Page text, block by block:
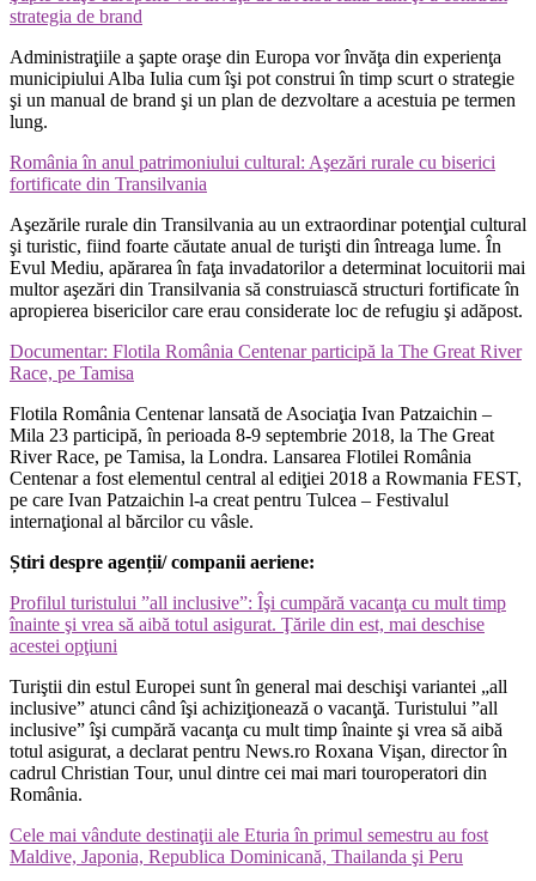
strategia de brand
Administraţiile a şapte oraşe din Europa vor învăţa din experienţa
municipiului Alba Iulia cum îşi pot construi în timp scurt o strategie
şi un manual de brand şi un plan de dezvoltare a acestuia pe termen
lung.
România în anul patrimoniului cultural: Aşezări rurale cu biserici
fortificate din Transilvania
Aşezările rurale din Transilvania au un extraordinar potenţial cultural
şi turistic, fiind foarte căutate anual de turişti din întreaga lume. În
Evul Mediu, apărarea în faţa invadatorilor a determinat locuitorii mai
multor aşezări din Transilvania să construiască structuri fortificate în
apropierea bisericilor care erau considerate loc de refugiu şi adăpost.
Documentar: Flotila România Centenar participă la The Great River
Race, pe Tamisa
Flotila România Centenar lansată de Asociaţia Ivan Patzaichin –
Mila 23 participă, în perioada 8-9 septembrie 2018, la The Great
River Race, pe Tamisa, la Londra. Lansarea Flotilei România
Centenar a fost elementul central al ediţiei 2018 a Rowmania FEST,
pe care Ivan Patzaichin l-a creat pentru Tulcea – Festivalul
internaţional al bărcilor cu vâsle.
Știri despre agenții/ companii aeriene:
Profilul turistului ”all inclusive”: Îşi cumpără vacanţa cu mult timp
înainte şi vrea să aibă totul asigurat. Ţările din est, mai deschise
acestei opţiuni
Turiştii din estul Europei sunt în general mai deschişi variantei „all
inclusive” atunci când îşi achiziţionează o vacanţă. Turistului ”all
inclusive” îşi cumpără vacanţa cu mult timp înainte şi vrea să aibă
totul asigurat, a declarat pentru News.ro Roxana Vişan, director în
cadrul Christian Tour, unul dintre cei mai mari touroperatori din
România.
Cele mai vândute destinaţii ale Eturia în primul semestru au fost
Maldive, Japonia, Republica Dominicană, Thailanda şi Peru